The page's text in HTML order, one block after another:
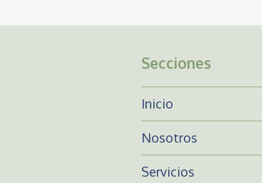
Secciones
Inicio
Nosotros
Servicios